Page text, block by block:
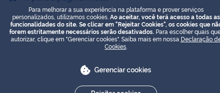
Para melhorar a sua experiência na plataforma e prover serviços
personalizados, utilizamos cookies. Ao aceitar, você terá acesso a todas as
funcionalidades do site. Se clicar em "Rejeitar Cookies", os cookies que
forem estritamente necessários serão desativados. Para escolher quais
autorizar, clique em "Gerenciar cookies". Saiba mais em nossa Declaração
Cookies
Gerenciar cookies